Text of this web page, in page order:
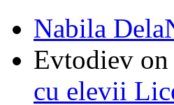
Nabila
Evtodiev on
cu elevii